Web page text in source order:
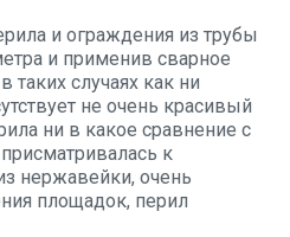
и ограждения из трубы
и применив сварное
таких случаях как ни
не очень красивый
ни в какое сравнение с
к
нержавейки, очень
площадок, перил